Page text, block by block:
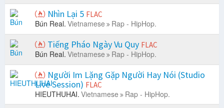
Nhìn Lại 5 FLAC
Bún Real. Vietnamese Rap - HipHop.
Tiếng Pháo Ngày Vu Quy FLAC
Bún Real. Vietnamese Rap - HipHop.
Người Im Lặng Gặp Người Hay Nói (Studio
Live Session) FLAC
HIEUTHUHAI. Vietnamese Rap - HipHop.